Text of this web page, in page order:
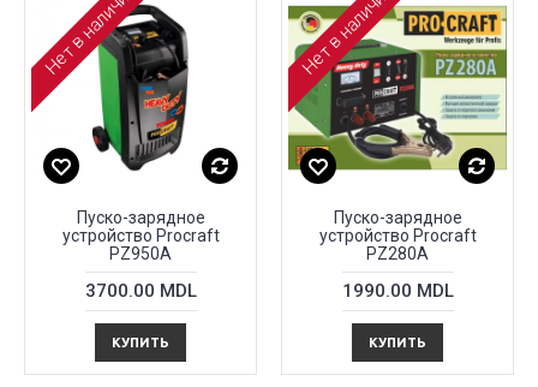
Нет в наличии
Пуско-зарядное
устройство Procraft
PZ950A
3700.00 MDL
КУПИТЬ
Нет в наличии
Пуско-зарядное
устройство Proсraft
PZ280A
1990.00 MDL
КУПИТЬ